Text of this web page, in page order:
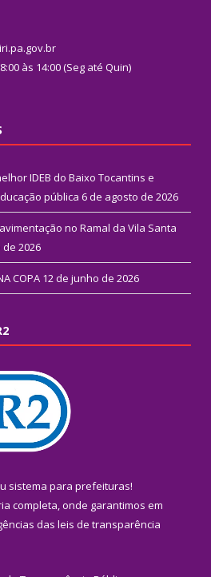
às 14:00 (Seg até Quin)
IDEB do Baixo Tocantins e
pública 6 de agosto de 2026
no Ramal da Vila Santa
2026
COPA 12 de junho de 2026
sistema para prefeituras!
completa, onde garantimos em
das leis de transparência